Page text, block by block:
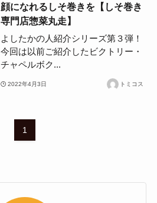
顔になれるしそ巻きを【しそ巻き
専門店惣菜丸走】
よしたかの人紹介シリーズ第３弾！
今回は以前ご紹介したビクトリー・
チャペルボク...
2022年4月3日 トミコス
1